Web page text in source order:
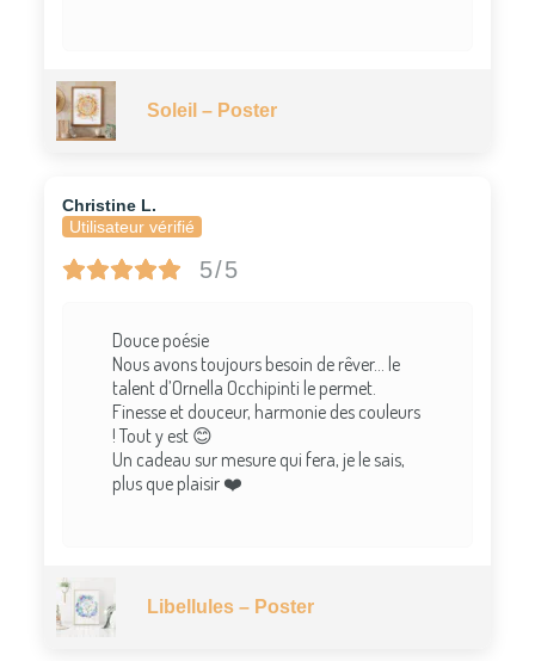
Soleil – Poster
Christine L.
Utilisateur vérifié
5/5
Douce poésie
Nous avons toujours besoin de rêver… le
talent d’Ornella Occhipinti le permet.
Finesse et douceur, harmonie des couleurs
! Tout y est 😊
Un cadeau sur mesure qui fera, je le sais,
plus que plaisir ❤️
Libellules – Poster